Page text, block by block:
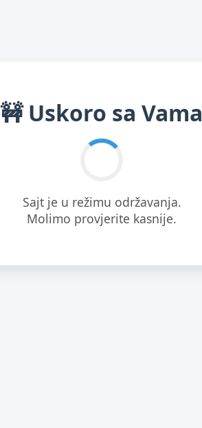
🚧 Uskoro sa Vama
Sajt je u režimu održavanja.
Molimo provjerite kasnije.